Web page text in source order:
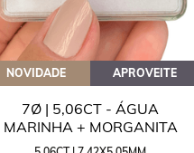
NOVIDADE APROVEITE
7Ø | 5,06CT - ÁGUA
MARINHA + MORGANITA